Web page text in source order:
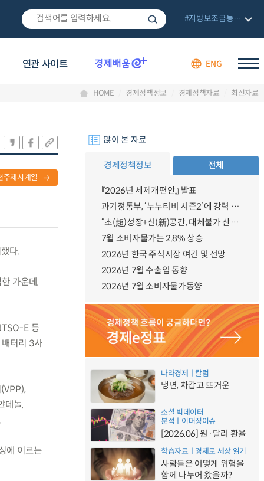
연관 사이트 ENG
#지방보조금통합관리망
HOME 경제정책정보 경제정책자료 최신자료
주제시계열
다.
가운데,
E 등
터리 3사
데놀,
에 이르는
많이 본 자료
경제정책정보 전체
『2026년 세제개편안』 발표
과기정통부, ‘누누티비 시즌2’에 강력 대응 의지 밝혀
“초(超)성장+신(新)공간, 대체불가 산업강국”
7월 소비자물가는 2.8% 상승
2026년 한국 주식시장 여건 및 전망
2026년 7월 수출입 동향
2026년 7월 소비자물가동향
나라경제ㅣ칼럼
냉면, 차갑고 뜨거운
소셜 빅데이터
분석ㅣ이머징이슈
[2026.06] 원·달러 환율
학습자료ㅣ경제로 세상 읽기
사람들은 어떻게 위험을
함께 나누어 왔을까?